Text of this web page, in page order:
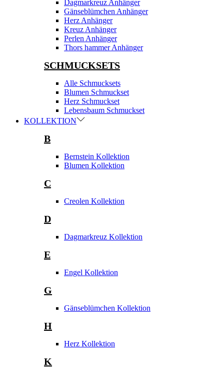
Dagmarkreuz Anhänger
Gänseblümchen Anhänger
Herz Anhänger
Kreuz Anhänger
Perlen Anhänger
Thors hammer Anhänger
SCHMUCKSETS
Alle Schmucksets
Blumen Schmuckset
Herz Schmuckset
Lebensbaum Schmuckset
KOLLEKTION
B
Bernstein Kollektion
Blumen Kollektion
C
Creolen Kollektion
D
Dagmarkreuz Kollektion
E
Engel Kollektion
G
Gänseblümchen Kollektion
H
Herz Kollektion
K